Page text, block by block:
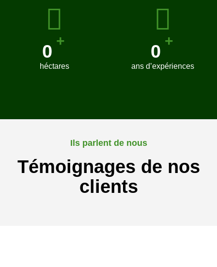
0
+
héctares
0
+
ans d’expériences
Ils parlent de nous
Témoignages de nos
clients